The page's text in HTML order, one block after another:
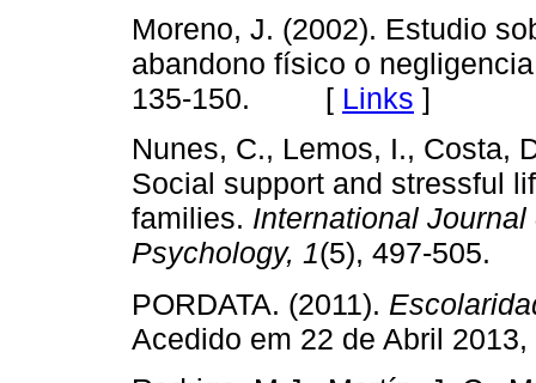
Moreno, J. (2002). Estudio
abandono físico o
135-150. [ Links ]
Nunes, C., Lemos, I., Costa,
Social support and stressful
families. International
Psychology, 1(5), 497-
PORDATA. (2011).
Acedido em 22 de Abril